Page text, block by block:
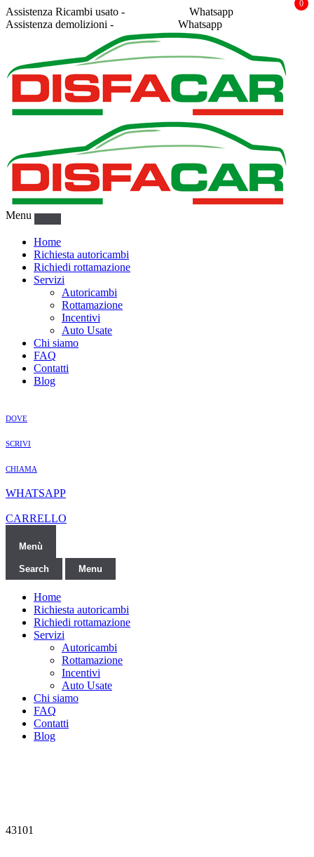
Assistenza Ricambi usato -
Whatsapp
Assistenza demolizioni -
Whatsapp
Menu
Home
Richiesta autoricambi
Richiedi rottamazione
Servizi
Autoricambi
Rottamazione
Incentivi
Auto Usate
Chi siamo
FAQ
Contatti
Blog
DOVE
SCRIVI
CHIAMA
WHATSAPP
0
CARRELLO
Menù
Search Menu
Home
Richiesta autoricambi
Richiedi rottamazione
Servizi
Autoricambi
Rottamazione
Incentivi
Auto Usate
Chi siamo
FAQ
Contatti
Blog
43101